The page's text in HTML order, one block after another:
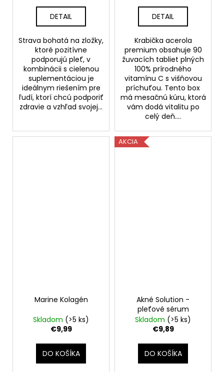
DETAIL
Strava bohatá na zložky,
ktoré pozitívne
podporujú pleť, v
kombinácii s cielenou
suplementáciou je
ideálnym riešením pre
ľudí, ktorí chcú podporiť
zdravie a vzhľad svojej...
DETAIL
Krabička acerola
premium obsahuje 90
žuvacích tabliet plných
100% prírodného
vitamínu C s višňovou
príchuťou. Tento box
má mesačnú kúru, ktorá
vám dodá vitalitu po
celý deň....
Marine Kolagén
Skladom (>5 ks)
€9,99
DO KOŠÍKA
AKCIA
Akné Solution -
pleťové sérum
Skladom (>5 ks)
€9,89
DO KOŠÍKA